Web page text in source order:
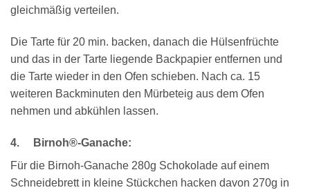
gleichmäßig verteilen.
Die Tarte für 20 min. backen, danach die Hülsenfrüchte
und das in der Tarte liegende Backpapier entfernen und
die Tarte wieder in den Ofen schieben. Nach ca. 15
weiteren Backminuten den Mürbeteig aus dem Ofen
nehmen und abkühlen lassen.
4. Birnoh®-Ganache:
Für die Birnoh-Ganache 280g Schokolade auf einem
Schneidebrett in kleine Stückchen hacken davon 270g in